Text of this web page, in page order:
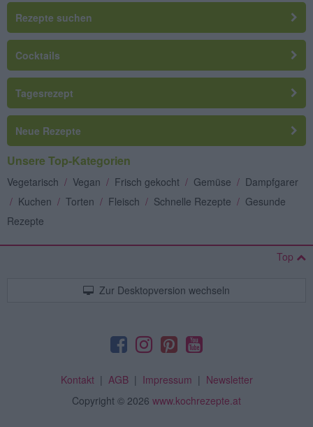
Rezepte suchen
Cocktails
Tagesrezept
Neue Rezepte
Unsere Top-Kategorien
Vegetarisch / Vegan / Frisch gekocht / Gemüse / Dampfgarer
/ Kuchen / Torten / Fleisch / Schnelle Rezepte / Gesunde
Rezepte
Top
Zur Desktopversion wechseln
Kontakt| AGB| Impressum | Newsletter
Copyright © 2026 www.kochrezepte.at